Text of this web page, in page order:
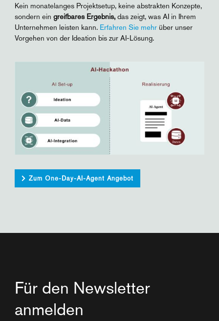
Kein monatelanges Projektsetup, keine abstrakten Konzepte,
sondern ein greifbares Ergebnis, das zeigt, was AI in Ihrem
Unternehmen leisten kann. Erfahren Sie mehr über unser
Vorgehen von der Ideation bis zur AI-Lösung.
Zum One-Day-AI-Agent Angebot
Für den Newsletter
anmelden